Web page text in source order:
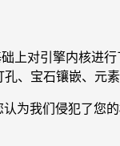
上对引擎内核进
、宝石镶嵌、元
认为我们侵犯了